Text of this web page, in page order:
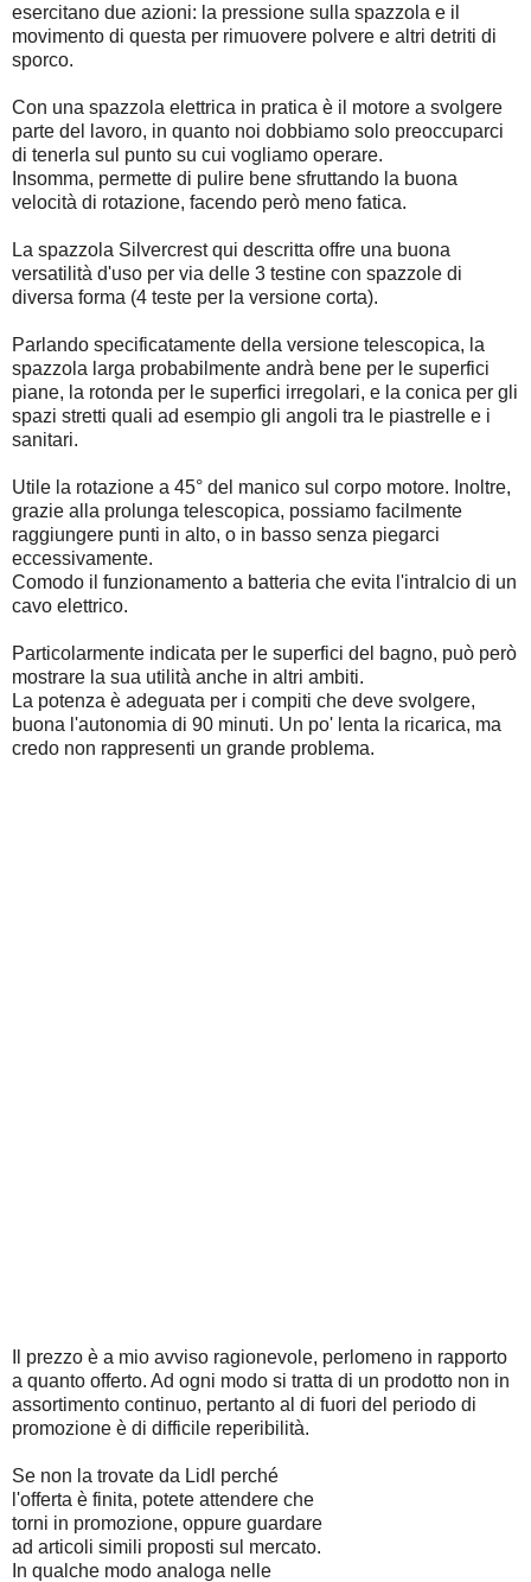
esercitano due azioni: la pressione sulla spazzola e il
movimento di questa per rimuovere polvere e altri detriti di
sporco.
Con una spazzola elettrica in pratica è il motore a svolgere
parte del lavoro, in quanto noi dobbiamo solo preoccuparci
di tenerla sul punto su cui vogliamo operare.
Insomma, permette di pulire bene sfruttando la buona
velocità di rotazione, facendo però meno fatica.
La spazzola Silvercrest qui descritta offre una buona
versatilità d'uso per via delle 3 testine con spazzole di
diversa forma (4 teste per la versione corta).
Parlando specificatamente della versione telescopica, la
spazzola larga probabilmente andrà bene per le superfici
piane, la rotonda per le superfici irregolari, e la conica per gli
spazi stretti quali ad esempio gli angoli tra le piastrelle e i
sanitari.
Utile la rotazione a 45° del manico sul corpo motore. Inoltre,
grazie alla prolunga telescopica, possiamo facilmente
raggiungere punti in alto, o in basso senza piegarci
eccessivamente.
Comodo il funzionamento a batteria che evita l'intralcio di un
cavo elettrico.
Particolarmente indicata per le superfici del bagno, può però
mostrare la sua utilità anche in altri ambiti.
La potenza è adeguata per i compiti che deve svolgere,
buona l'autonomia di 90 minuti. Un po' lenta la ricarica, ma
credo non rappresenti un grande problema.
Il prezzo è a mio avviso ragionevole, perlomeno in rapporto
a quanto offerto. Ad ogni modo si tratta di un prodotto non in
assortimento continuo, pertanto al di fuori del periodo di
promozione è di difficile reperibilità.
Se non la trovate da Lidl perché
l'offerta è finita, potete attendere che
torni in promozione, oppure guardare
ad articoli simili proposti sul mercato.
In qualche modo analoga nelle